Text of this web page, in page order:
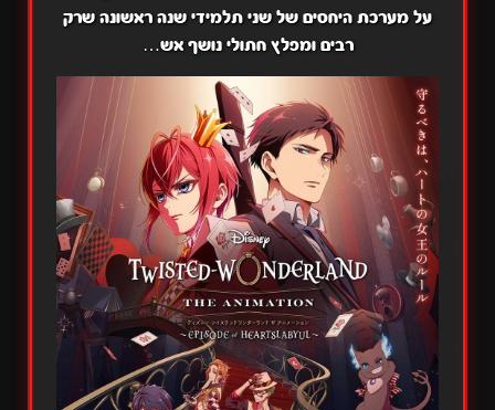
על מערכת היחסים של שני תלמידי שנה ראשונה שרק
רבים ומפלץ חתולי נושף אש…